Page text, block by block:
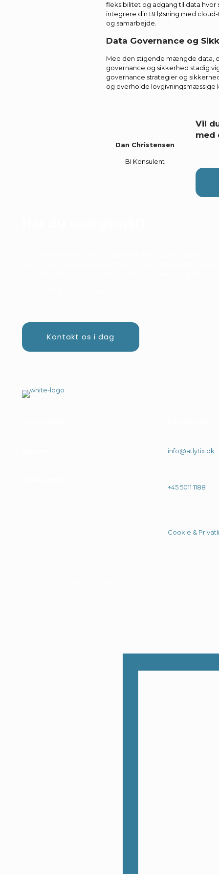
fleksibilitet og adgang til data hvor
integrere din BI løsning med
og samarbejde.
Data Governance og
Med den stigende mængde data,
governance og sikkerhed stadig
governance strategier og
og overholde lovgivningsmæssige
Dan Christensen
BI Konsulent
Vil
med
Kontakt os i dag
info@atlytix.dk
+45 5011 1188
Cookie &